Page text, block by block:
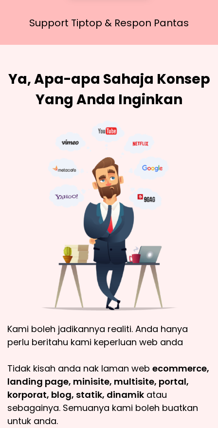
Support Tiptop & Respon Pantas
Ya, Apa-apa Sahaja Konsep
Yang Anda Inginkan
Kami boleh jadikannya realiti. Anda hanya
perlu beritahu kami keperluan web anda
Tidak kisah anda nak laman web ecommerce,
landing page, minisite, multisite, portal,
korporat, blog, statik, dinamik atau
sebagainya. Semuanya kami boleh buatkan
untuk anda.